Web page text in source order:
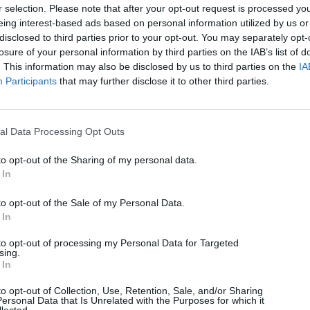
selection. Please note that after your opt-out request is processed
interest-based ads based on personal information utilized by us
to third parties prior to your opt-out. You may separately
of your personal information by third parties on the IAB’s list of
This information may also be disclosed by us to third parties on the
Participants that may further disclose it to other third parties.
Data Processing Opt Outs
opt-out of the Sharing of my personal data.
opt-out of the Sale of my Personal Data.
opt-out of processing my Personal Data for Targeted
opt-out of Collection, Use, Retention, Sale, and/or Sharing
Data that Is Unrelated with the Purposes for which it
Technology
Αλλάζει το Skroutz Plus και τα δωρεάν μεταφορικά
08/08/2026